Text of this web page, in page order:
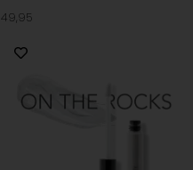
49,95